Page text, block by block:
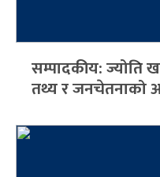
सम्पादकीय: ज्योति
तथ्य र जनचेतनाको